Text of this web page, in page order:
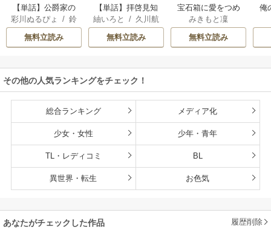
【単話】公爵家の
長女でした
彩川ぬるぴょ /鈴
音さや/
無料立読み
【単話】拝啓見知
らぬ旦那様、離婚
していただきます
紬いろと / 久川航
璃/あいるむ
無料立読み
宝石箱に愛をつめ
よう
みきもと凜
無料立読み
俺
その他の人気ランキングをチェック！
総合ランキング メディア化
少女・女性 少年・青年
TL・レディコミ BL
異世界・転生 お色気
あなたがチェックした作品 履歴削除